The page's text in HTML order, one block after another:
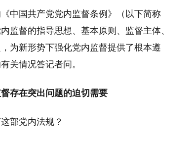
中国共产党党内监督条例》（以下简称
监督的指导思想、基本原则、监督主体、
为新形势下强化党内监督提供了根本遵
关情况答记者问。
存在突出问题的迫切需要
部党内法规？